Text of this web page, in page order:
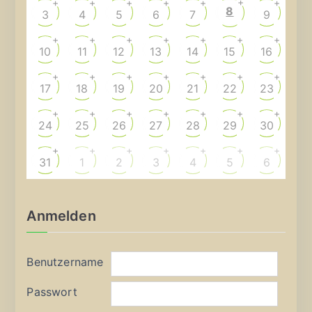
3
+
4
+
5
+
6
+
7
+
8 9
+
10
+
11
+
12
+
13
+
14
+
15
+
16
+
17
+
18
+
19
+
20
+
21
+
22
+
23
+
24
+
25
+
26
+
27
+
28
+
29
+
30
+
31
+
1
+
2
+
3
+
4
+
5
+
6
+
Anmelden
Benutzername
Passwort